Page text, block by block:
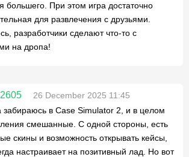
большего. При этом игра достаточно
для развлечения с друзьями.
разработчики сделают что-то с
на дропа!
26 December 2025 11:45
забираюсь в Case Simulator 2, и в целом
смешанные. С одной стороны, есть
скины и возможность открывать кейсы,
настраивает на позитивный лад. Но вот